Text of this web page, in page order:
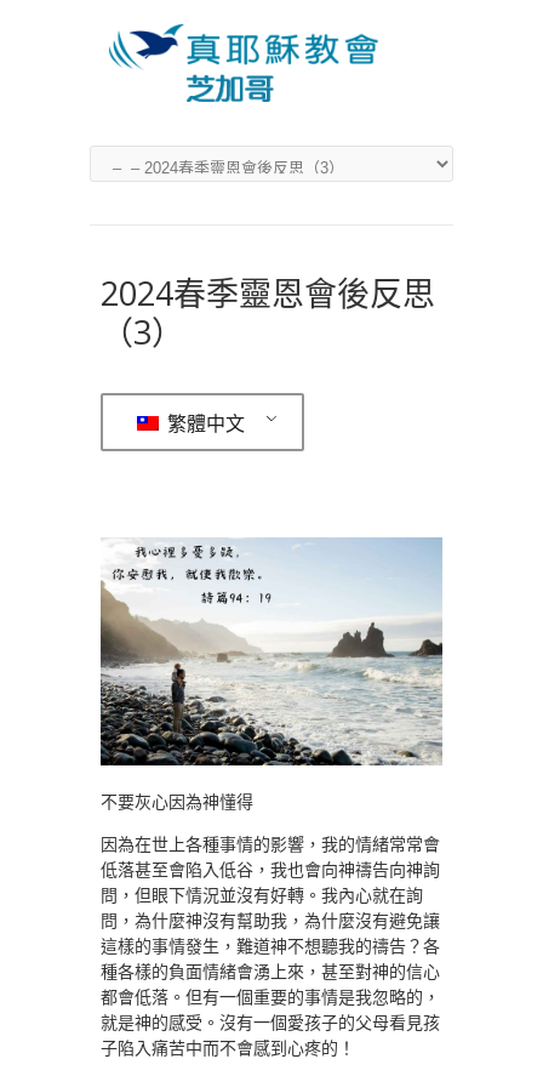
2024春季靈恩會後反思
（3）
繁體中文
不要灰心因為神懂得
因為在世上各種事情的影響，我的情緒常常會
低落甚至會陷入低谷，我也會向神禱告向神詢
問，但眼下情況並沒有好轉。我內心就在詢
問，為什麼神沒有幫助我，為什麼沒有避免讓
這樣的事情發生，難道神不想聽我的禱告？各
種各樣的負面情緒會湧上來，甚至對神的信心
都會低落。但有一個重要的事情是我忽略的，
就是神的感受。沒有一個愛孩子的父母看見孩
子陷入痛苦中而不會感到心疼的！